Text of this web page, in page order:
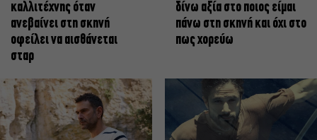
καλλιτέχνης όταν
ανεβαίνει στη σκηνή
οφείλει να αισθάνεται
σταρ
δίνω αξία στο ποιος είμαι
πάνω στη σκηνή και όχι στο
πως χορεύω